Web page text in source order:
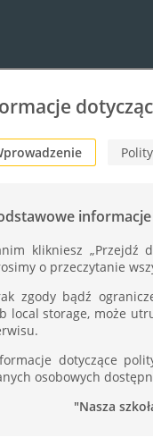
klikniesz „Przejdź
o przeczytanie
zgody bądź
local storage, może
dotyczące
osobowych
"Nasza